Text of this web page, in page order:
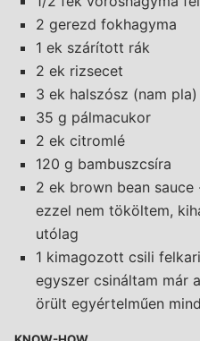
2 gerezd fokhagyma
1 ek szárított rák
2 ek rizsecet
3 ek halszósz (nam pla)
35 g pálmacukor
2 ek citromlé
120 g bambuszcsíra
2 ek brown bean
ezzel nem tököltem,
utólag
1 kimagozott csili
egyszer csináltam már
örült egyértelműen